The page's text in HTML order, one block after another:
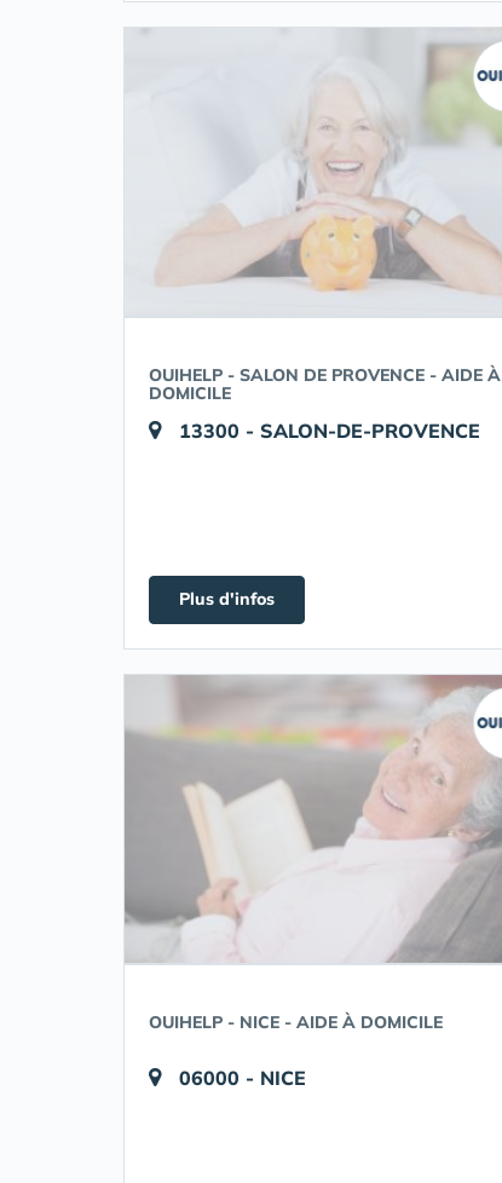
OUIHELP - SALON DE PROVENCE - AIDE À
DOMICILE
13300 - SALON-DE-PROVENCE
Plus d'infos
OUIHELP - NICE - AIDE À DOMICILE
06000 - NICE